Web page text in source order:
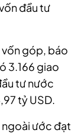
đầu tư
vốn góp, báo
3.166 giao
tư nước
tỷ USD.
ngoài ước đạt